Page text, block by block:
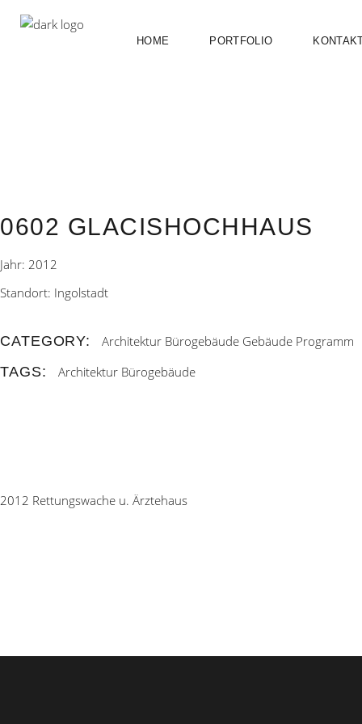
HOME PORTFOLIO
0602 GLACISHOCHHAUS
Jahr: 2012
Standort: Ingolstadt
CATEGORY: Architektur Bürogebäude Gebäude Programm
TAGS:
Architektur Bürogebäude
2012 Rettungswache u. Ärztehaus